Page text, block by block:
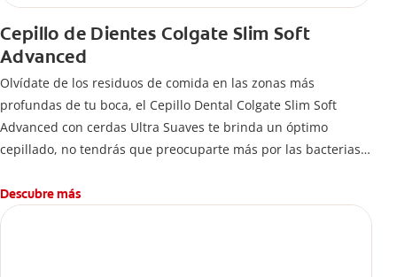
Cepillo de Dientes Colgate Slim Soft
Advanced
Olvídate de los residuos de comida en las zonas más
profundas de tu boca, el Cepillo Dental Colgate Slim Soft
Advanced con cerdas Ultra Suaves te brinda un óptimo
cepillado, no tendrás que preocuparte más por las bacterias y
Descubre más